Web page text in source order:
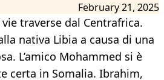
February 21, 2025
traverse dal Centrafrica.
nativa Libia a causa di una
L’amico Mohammed si è
certa in Somalia. Ibrahim,